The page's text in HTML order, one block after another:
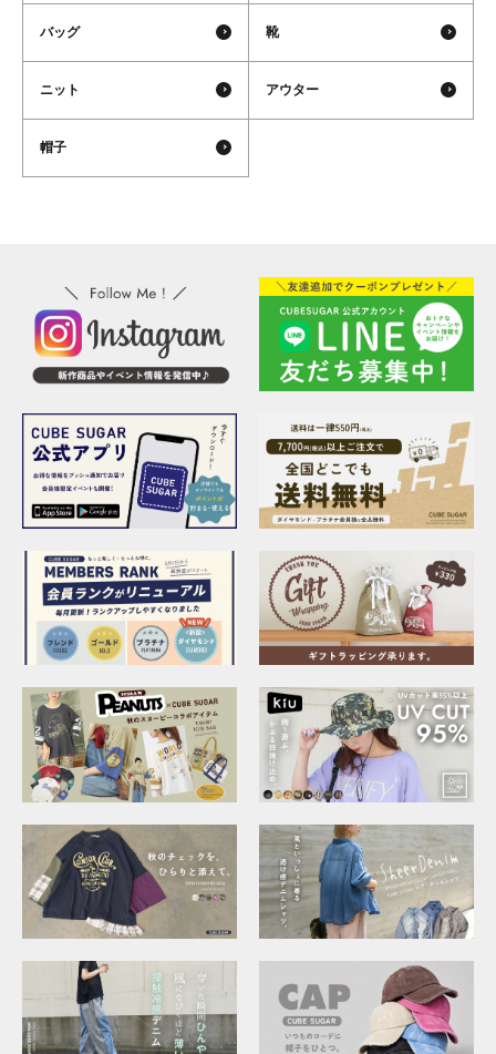
バッグ 靴
ニット アウター
帽子